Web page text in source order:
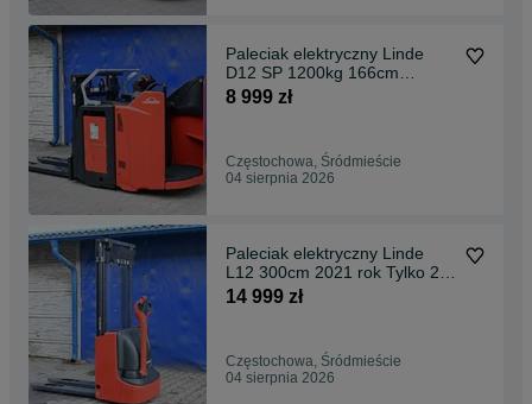
Paleciak elektryczny Linde
D12 SP 1200kg 166cm
2023rok Rydwan FHP 514
8 999 zł
Częstochowa, Śródmieście
04 sierpnia 2026
Paleciak elektryczny Linde
L12 300cm 2021 rok Tylko 21
mth FHP 440
14 999 zł
Częstochowa, Śródmieście
04 sierpnia 2026